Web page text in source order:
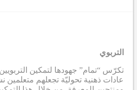
التربوي
تكرّس “تمام” جهودها لتمكين
عادات ذهنية تحوليّة تجعلهم متعلمين